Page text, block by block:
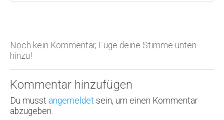
Noch kein Kommentar, Füge deine Stimme unten
hinzu!
Kommentar hinzufügen
Du musst angemeldet sein, um einen Kommentar
abzugeben.